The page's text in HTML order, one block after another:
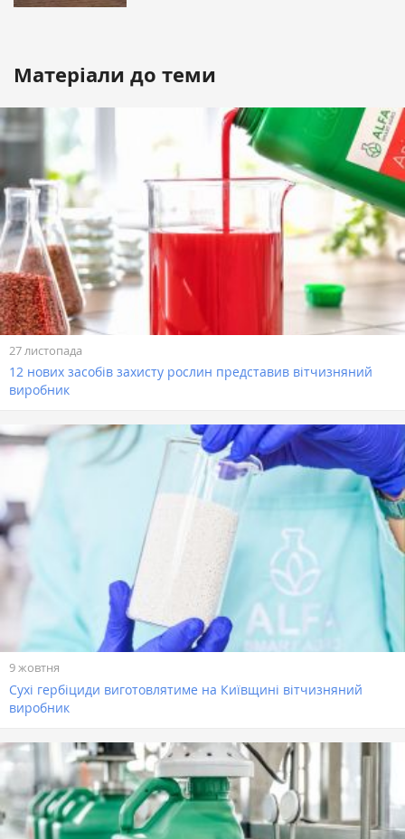
Матеріали до теми
27 листопада
12 нових засобів захисту рослин представив вітчизняний
виробник
9 жовтня
Сухі гербіциди виготовлятиме на Київщині вітчизняний
виробник